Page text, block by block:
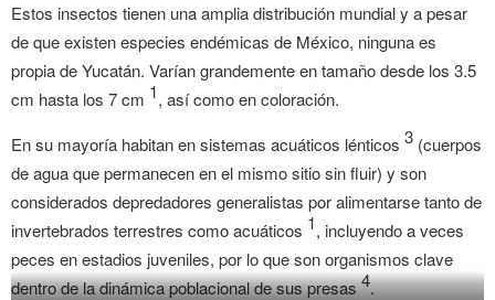
Estos insectos tienen una amplia distribución mundial y a pesar
de que existen especies endémicas de México, ninguna es
propia de Yucatán. Varían grandemente en tamaño desde los 3.5
cm hasta los 7 cm 1, así como en coloración.
En su mayoría habitan en sistemas acuáticos lénticos 3 (cuerpos
de agua que permanecen en el mismo sitio sin fluir) y son
considerados depredadores generalistas por alimentarse tanto de
invertebrados terrestres como acuáticos 1, incluyendo a veces
peces en estadios juveniles, por lo que son organismos clave
dentro de la dinámica poblacional de sus presas4.